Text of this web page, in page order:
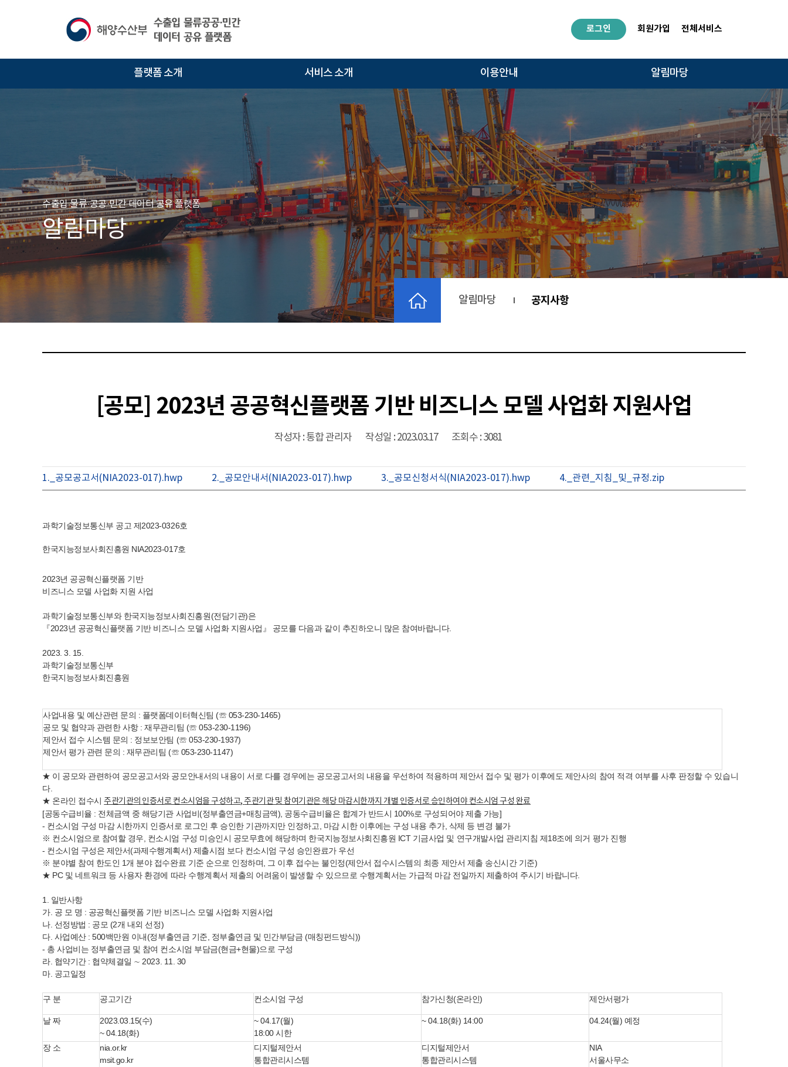
로그인 회원가입 전체서비스
플랫폼 소개 서비스 소개 이용안내 알림마당
수출입 물류·공공·민간 데이터 공유 플랫폼
알림마당
[공모] 2023년 공공혁신플랫폼 기반 비즈니스 모델 사업화 지원사업
작성자 : 통합 관리자 작성일 : 2023.03.17 조회수 : 3081
1._공모공고서(NIA2023-017).hwp 2._공모안내서(NIA2023-017).hwp 3._공모신청서식(NIA2023-017).hwp 4._관련_지침_및_규정.zip
과학기술정보통신부 공고 제2023-0326호
한국지능정보사회진흥원 NIA2023-017호
2023년 공공혁신플랫폼 기반
비즈니스 모델 사업화 지원 사업
과학기술정보통신부와 한국지능정보사회진흥원(전담기관)은
『2023년 공공혁신플랫폼 기반 비즈니스 모델 사업화 지원사업』 공모를 다음과 같이 추진하오니 많은 참여바랍니다.
2023. 3. 15.
과학기술정보통신부
한국지능정보사회진흥원
사업내용 및 예산관련 문의 : 플랫폼데이터혁신팀 (☏ 053-230-1465)
공모 및 협약과 관련한 사항 : 재무관리팀 (☏ 053-230-1196)
제안서 접수 시스템 문의 : 정보보안팀 (☏ 053-230-1937)
제안서 평가 관련 문의 : 재무관리팀 (☏ 053-230-1147)
★ 이 공모와 관련하여 공모공고서와 공모안내서의 내용이 서로 다를 경우에는 공모공고서의 내용을 우선하여 적용하며 제안서 접수 및 평가 이후에도 제안사의 참여 적격 여부를 사후 판정할 수 있습니
다.
★ 온라인 접수시주관기관의 인증서로 컨소시엄을 구성하고,주관기관 및 참여기관은 해당 마감시한까지 개별 인증서로 승인하여야 컨소시엄 구성 완료
[공동수급비율 : 전체금액 중 해당기관 사업비(정부출연금+매칭금액), 공동수급비율은 합계가 반드시 100%로 구성되어야 제출 가능]
- 컨소시엄 구성 마감 시한까지 인증서로 로그인 후 승인한 기관까지만 인정하고, 마감 시한 이후에는 구성 내용 추가, 삭제 등 변경 불가
※ 컨소시엄으로 참여할 경우, 컨소시엄 구성 미승인시 공모무효에 해당하며 한국지능정보사회진흥원 ICT 기금사업 및 연구개발사업 관리지침 제18조에 의거 평가 진행
- 컨소시엄 구성은 제안서(과제수행계획서) 제출시점 보다 컨소시엄 구성 승인완료가 우선
※ 분야별 참여 한도인 1개 분야 접수완료 기준 순으로 인정하며, 그 이후 접수는 불인정(제안서 접수시스템의 최종 제안서 제출 송신시간 기준)
★ PC 및 네트워크 등 사용자 환경에 따라 수행계획서 제출의 어려움이 발생할 수 있으므로 수행계획서는 가급적 마감 전일까지 제출하여 주시기 바랍니다.
1. 일반사항
가. 공 모 명 : 공공혁신플랫폼 기반 비즈니스 모델 사업화 지원사업
나. 선정방법 : 공모 (2개 내외 선정)
다. 사업예산 : 500백만원 이내(정부출연금 기준, 정부출연금 및 민간부담금 (매칭펀드방식))
- 총 사업비는 정부출연금 및 참여 컨소시엄 부담금(현금+현물)으로 구성
라. 협약기간 : 협약체결일 ∼ 2023. 11. 30
마. 공고일정
구 분 공고기간 컨소시엄 구성 참가신청(온라인) 제안서평가
날 짜
2023.03.15(수)
~ 04.18(화)
~ 04.17(월)
18:00 시한
~ 04.18(화) 14:00 04.24(월) 예정
장 소
nia.or.kr
msit.go.kr
디지털제안서
통합관리시스템
디지털제안서
통합관리시스템
NIA
서울사무소
알림마당 공지사항